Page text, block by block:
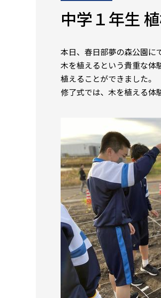
中学１年生
本日、春日部夢の森公園に
木を植えるという貴重な体
植えることができました。
修了式では、木を植える体